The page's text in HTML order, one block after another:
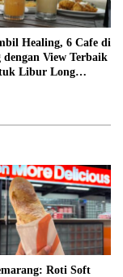
Healing, 6 Cafe di
dengan View Terbaik
Libur Long
Roti Soft